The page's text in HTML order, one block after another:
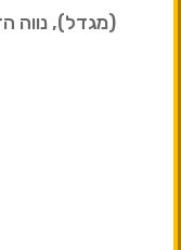
(מגדל), נווה